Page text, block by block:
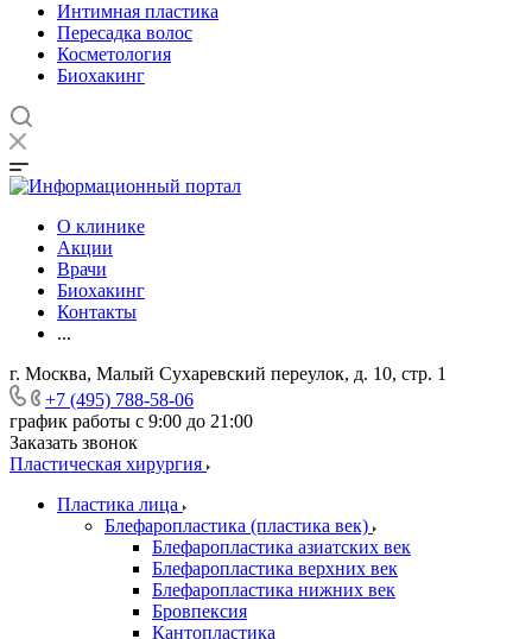
Интимная пластика
Пересадка волос
Косметология
Биохакинг
О клинике
Акции
Врачи
Биохакинг
Контакты
...
г. Москва, Малый Сухаревский переулок, д. 10, стр. 1
+7 (495) 788-58-06
график работы с 9:00 до 21:00
Заказать звонок
Пластическая хирургия
Пластика лица
Блефаропластика (пластика век)
Блефаропластика азиатских век
Блефаропластика верхних век
Блефаропластика нижних век
Бровпексия
Кантопластика